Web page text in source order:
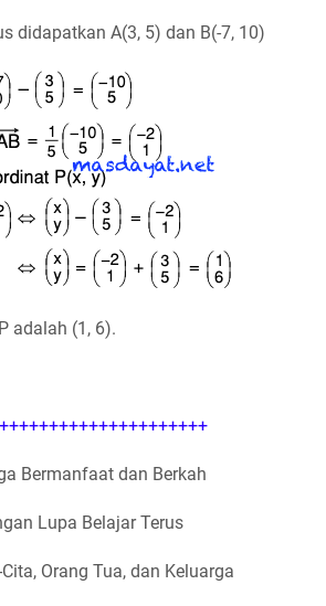
didapatkan A(3, 5) dan B(-7, 10)
adalah (1, 6).
Bermanfaat dan Berkah
Lupa Belajar Terus
Orang Tua, dan Keluarga